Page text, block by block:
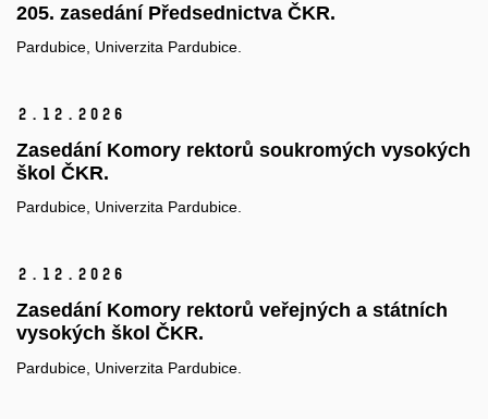
205. zasedání Předsednictva ČKR.
Pardubice, Univerzita Pardubice.
2. 12. 2026
Zasedání Komory rektorů soukromých vysokých
škol ČKR.
Pardubice, Univerzita Pardubice.
2. 12. 2026
Zasedání Komory rektorů veřejných a státních
vysokých škol ČKR.
Pardubice, Univerzita Pardubice.